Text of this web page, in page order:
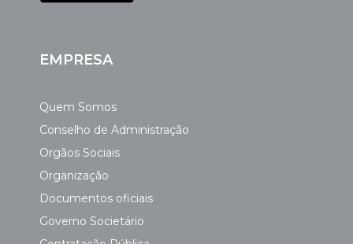
EMPRESA
Quem Somos
Conselho de Administração
Orgãos Sociais
Organização
Documentos oficiais
Governo Societário